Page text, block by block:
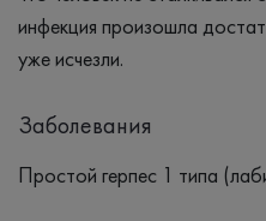
инфекция произошла
уже исчезли.
Заболевания
Простой герпес 1 типа